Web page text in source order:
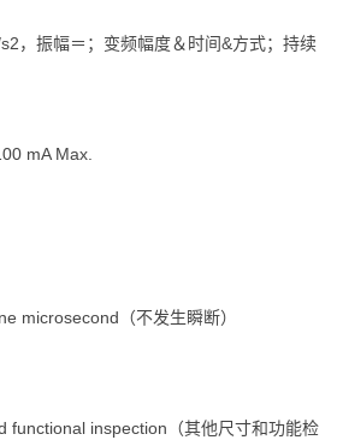
，振幅＝；变频幅度＆时间&方式；持续
；
100 mA Max.
one microsecond（不发生瞬断）
functional inspection（其他尺寸和功能检